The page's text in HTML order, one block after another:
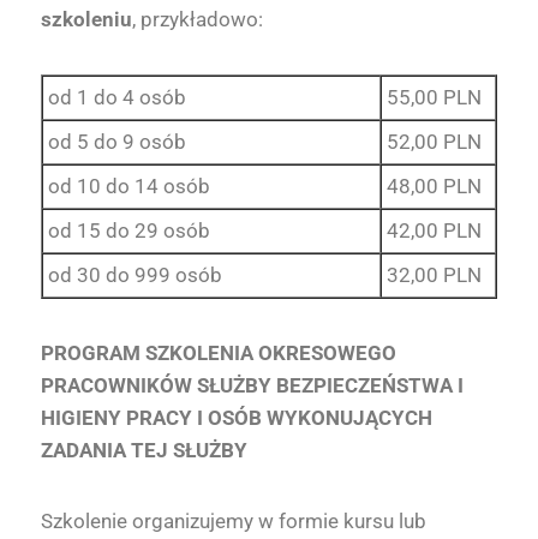
szkoleniu, przykładowo:
od 1 do 4 osób
55,00 PLN
od 5 do 9 osób
52,00 PLN
od 10 do 14 osób
48,00 PLN
od 15 do 29 osób
42,00 PLN
od 30 do 999 osób
32,00 PLN
PROGRAM SZKOLENIA OKRESOWEGO
PRACOWNIKÓW SŁUŻBY BEZPIECZEŃSTWA I
HIGIENY PRACY I OSÓB WYKONUJĄCYCH
ZADANIA TEJ SŁUŻBY
Szkolenie organizujemy w formie kursu lub